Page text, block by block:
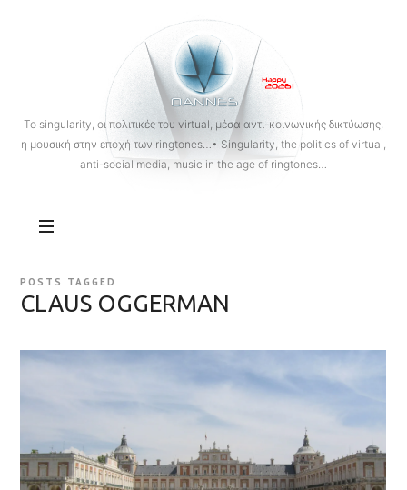
OANNES
To singularity, οι πολιτικές του virtual, μέσα αντι-κοινωνικής δικτύωσης,
η μουσική στην εποχή των ringtones…• Singularity, the politics of virtual,
anti-social media, music in the age of ringtones…
POSTS TAGGED
CLAUS OGGERMAN